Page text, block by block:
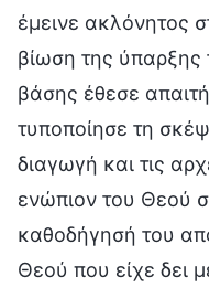
έμεινε ακλόνητος
βίωση της ύπαρξης
βάσης έθεσε
τυποποίησε τη
διαγωγή και τις
ενώπιον του Θεού
καθοδήγησή του
Θεού που είχε δει